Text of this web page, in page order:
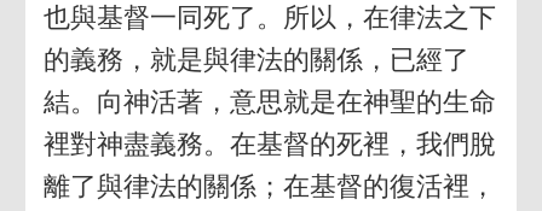
也與基督一同死了。所以，在律法之下
的義務，就是與律法的關係，已經了
結。向神活著，意思就是在神聖的生命
裡對神盡義務。在基督的死裡，我們脫
離了與律法的關係；在基督的復活裡，